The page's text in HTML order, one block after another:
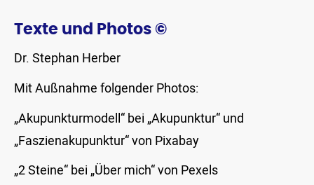
Texte und Photos ©
Dr. Stephan Herber
Mit Außnahme folgender Photos:
„Akupunkturmodell“ bei „Akupunktur“ und
„Faszienakupunktur“ von Pixabay
„2 Steine“ bei „Über mich“ von Pexels